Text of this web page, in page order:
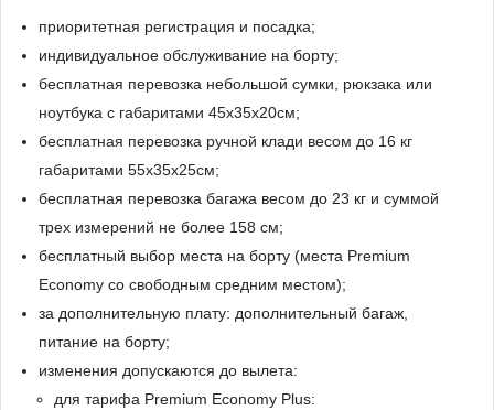
приоритетная регистрация и посадка;
индивидуальное обслуживание на борту;
бесплатная перевозка небольшой сумки, рюкзака или
ноутбука с габаритами 45x35х20см;
бесплатная перевозка ручной клади весом до 16 кг
габаритами 55x35x25см;
бесплатная перевозка багажа весом до 23 кг и суммой
трех измерений не более 158 см;
бесплатный выбор места на борту (места Premium
Economy со свободным средним местом);
за дополнительную плату: дополнительный багаж,
питание на борту;
изменения допускаются до вылета:
для тарифа Premium Economy Plus: